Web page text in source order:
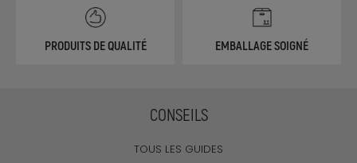
PRODUITS DE QUALITÉ EMBALLAGE SOIGNÉ
CONSEILS
TOUS LES GUIDES